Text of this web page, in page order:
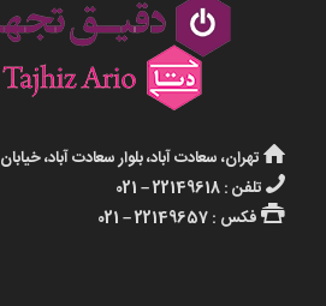
تهران، سعادت آباد، بلوار سعادت آباد، خیابان ۳۴ ام، پلاک ۷۶، واحد ۱۴
تلفن : 22149618 – 021
فکس : 22149657 – 021